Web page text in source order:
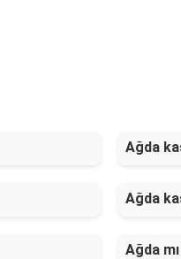
Ağda
Ağda
Ağda